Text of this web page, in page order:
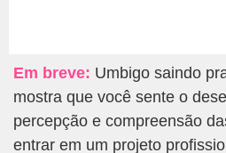
Em breve: Umbigo saindo
mostra que você sente o
percepção e compreensão
entrar em um projeto